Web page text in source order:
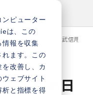
ピューター
は、この
情報を収集
れます。この
改善し、カ
ェブサイト
析と指標を得
】東京都日の出町、西武信用
東京都日